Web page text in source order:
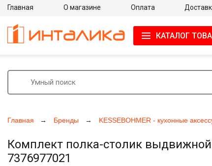
Главная Бренды KESSEBOHMER - кухонные
Комплект полка-столик выдвижной
7376977021
Главная О магазине Оплата
КАТАЛОГ